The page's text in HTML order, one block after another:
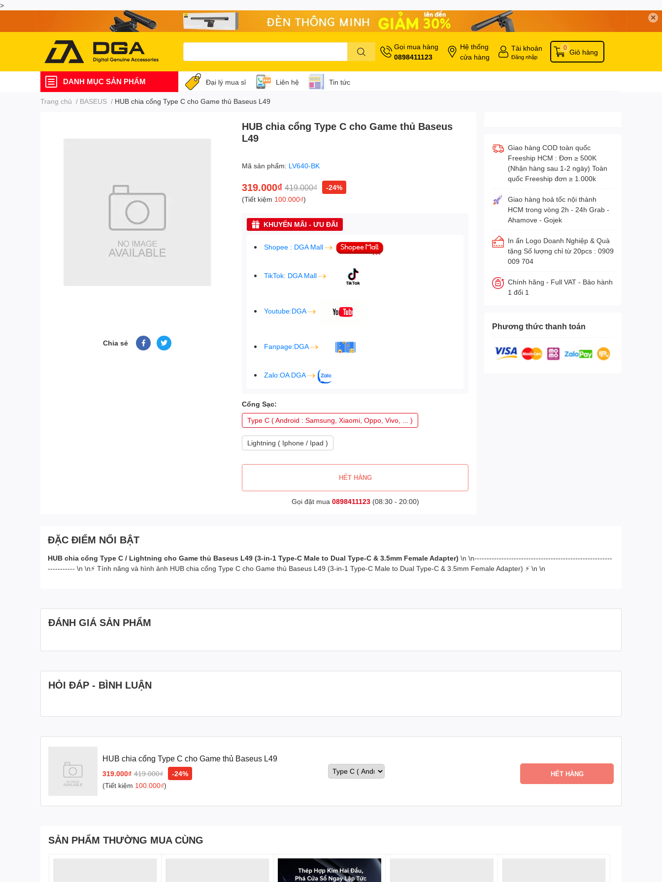
>
✕
Gọi mua hàng
0898411123
Hệ thống
cửa hàng
Tài khoản
Đăng nhập
Giỏ hàng
0
DANH MỤC SẢN PHẨM Đại lý mua sỉ Liên hệ Tin tức
Trang chủ / BASEUS / HUB chia cổng Type C cho Game thủ Baseus L49
Chia sẻ
HUB chia cổng Type C cho Game thủ Baseus
L49
Mã sản phẩm: LV640-BK
319.000₫ 419.000₫
-24%
(Tiết kiệm 100.000₫)
KHUYẾN MÃI - ƯU ĐÃI
Shopee : DGA Mall
TikTok: DGA Mall
Youtube:DGA
Fanpage:DGA
Zalo:OA DGA
Cổng Sạc:
Type C ( Android : Samsung, Xiaomi, Oppo, Vivo, ... )
Lightning ( Iphone / Ipad )
HẾT HÀNG
Gọi đặt mua 0898411123(08:30 - 20:00)
Giao hàng COD toàn quốc
Freeship HCM : Đơn ≥ 500K
(Nhận hàng sau 1-2 ngày) Toàn
quốc Freeship đơn ≥ 1.000k
Giao hàng hoả tốc nội thành
HCM trong vòng 2h - 24h Grab -
Ahamove - Gojek
In ấn Logo Doanh Nghiệp & Quà
tặng Số lượng chỉ từ 20pcs : 0909
009 704
Chính hãng - Full VAT - Bảo hành
1 đổi 1
Phương thức thanh toán
ĐẶC ĐIỂM NỔI BẬT
HUB chia cổng Type C / Lightning cho Game thủ Baseus L49 (3-in-1 Type-C Male to Dual Type-C & 3.5mm Female Adapter) \n \n--------------------------------------------------------
----------- \n \n⚡ Tính năng và hình ảnh HUB chia cổng Type C cho Game thủ Baseus L49 (3-in-1 Type-C Male to Dual Type-C & 3.5mm Female Adapter) ⚡ \n \n
ĐÁNH GIÁ SẢN PHẨM
HỎI ĐÁP - BÌNH LUẬN
HUB chia cổng Type C cho Game thủ Baseus L49
319.000₫ 419.000₫
-24%
(Tiết kiệm 100.000₫)
HẾT HÀNG
SẢN PHẨM THƯỜNG MUA CÙNG